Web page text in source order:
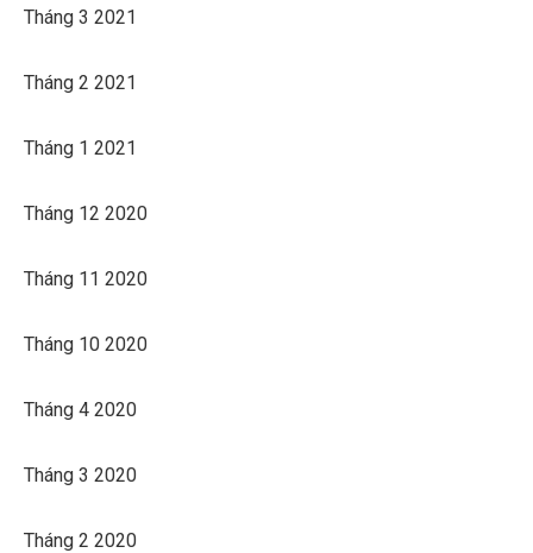
Tháng 3 2021
Tháng 2 2021
Tháng 1 2021
Tháng 12 2020
Tháng 11 2020
Tháng 10 2020
Tháng 4 2020
Tháng 3 2020
Tháng 2 2020